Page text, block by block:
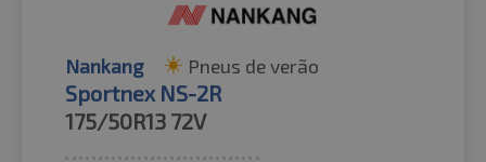
Nankang Pneus de verão
Sportnex NS-2R
175/50R13 72V